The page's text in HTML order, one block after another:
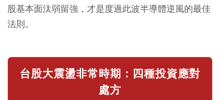
股基本面汰弱留強，才是度過此波半導體逆風的最佳
法則。
台股大震盪非常時期：四種投資應對
處方